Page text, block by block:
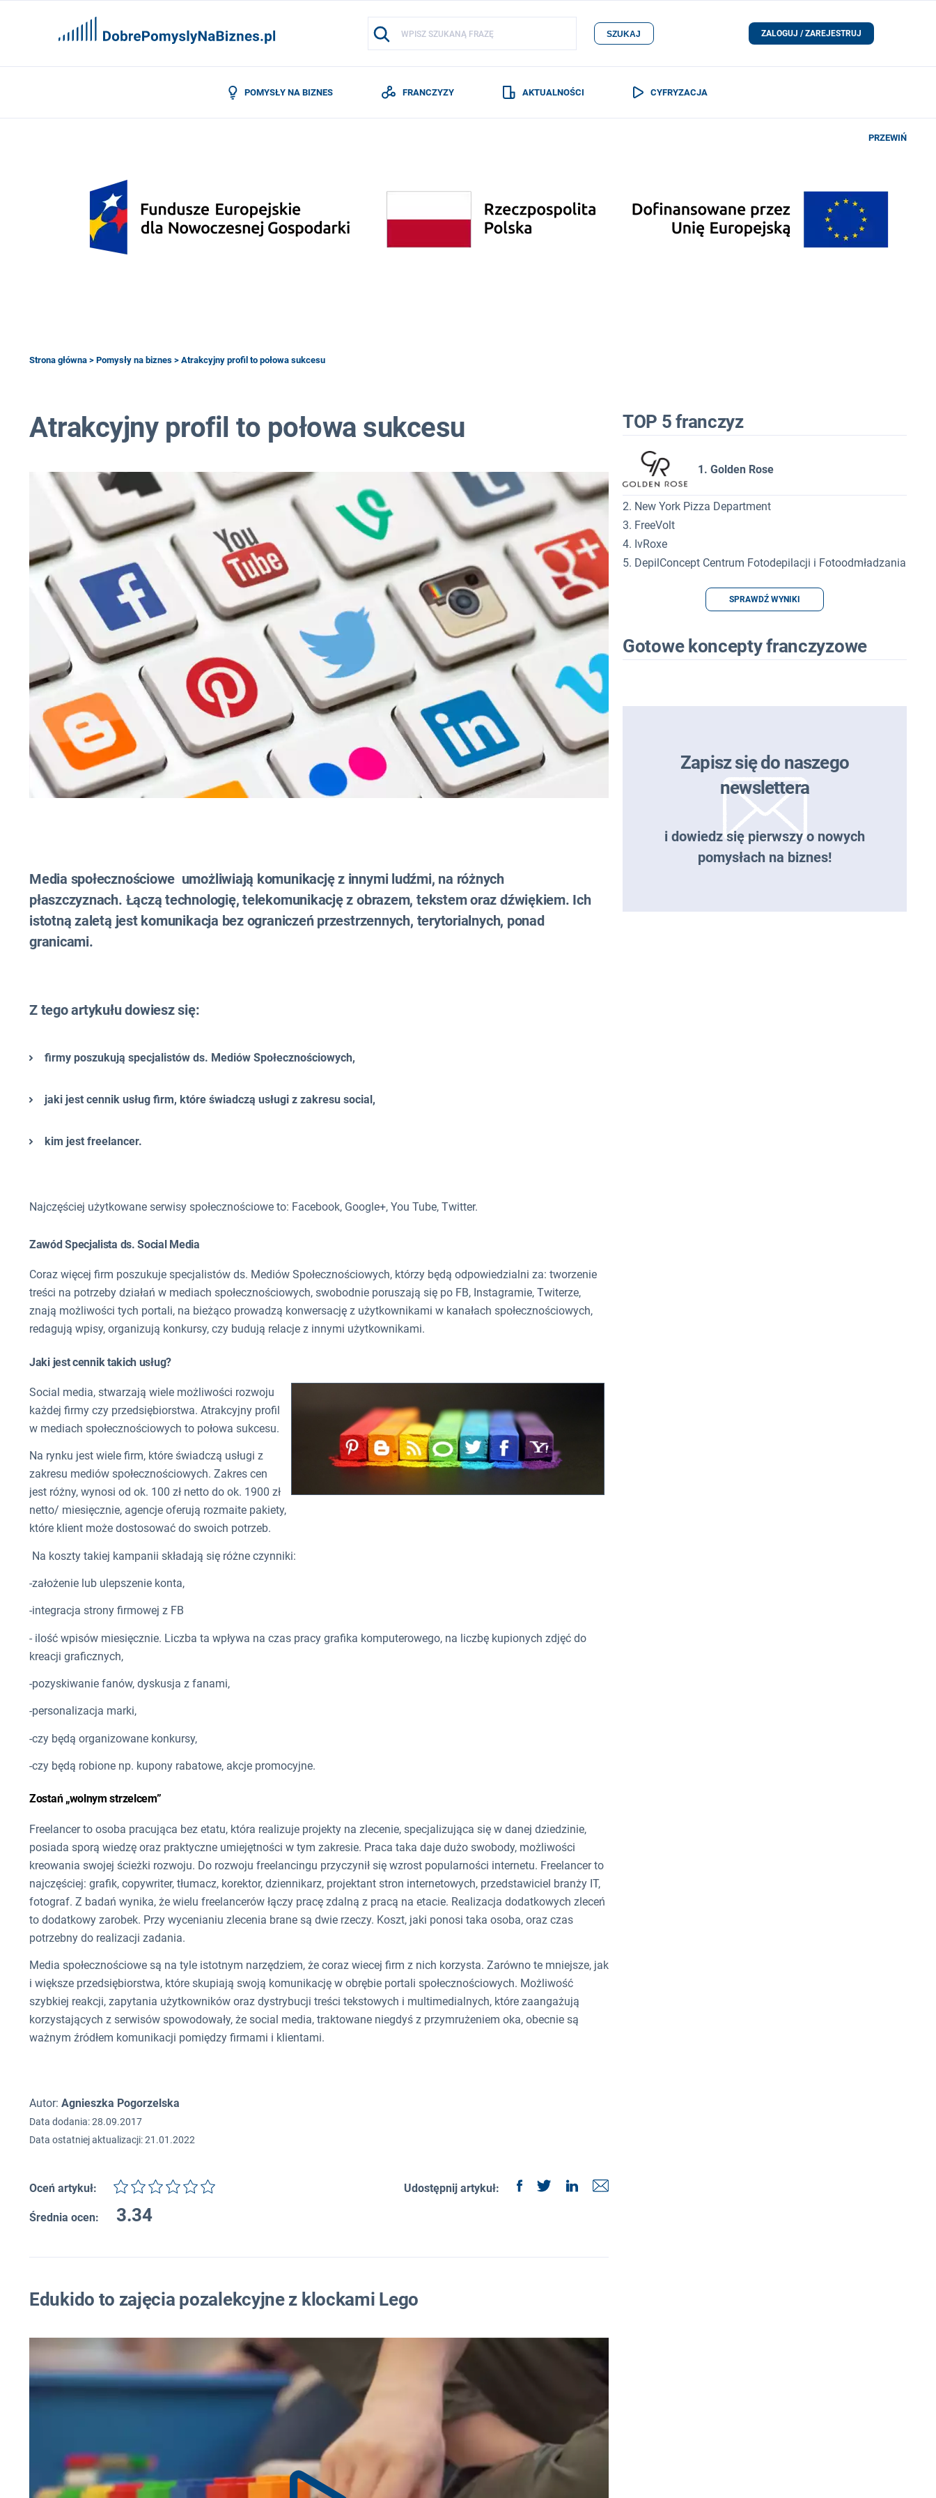
SZUKAJ ZALOGUJ / ZAREJESTRUJ
POMYSŁY NA BIZNES FRANCZYZY AKTUALNOŚCI CYFRYZACJA
PRZEWIŃ
Strona główna > Pomysły na biznes > Atrakcyjny profil to połowa sukcesu
Atrakcyjny profil to połowa sukcesu
Media społecznościowe umożliwiają komunikację z innymi ludźmi, na różnych
płaszczyznach. Łączą technologię, telekomunikację z obrazem, tekstem oraz dźwiękiem. Ich
istotną zaletą jest komunikacja bez ograniczeń przestrzennych, terytorialnych, ponad
granicami.
Z tego artykułu dowiesz się:
firmy poszukują specjalistów ds. Mediów Społecznościowych,
jaki jest cennik usług firm, które świadczą usługi z zakresu social,
kim jest freelancer.
Najczęściej użytkowane serwisy społecznościowe to: Facebook, Google+, You Tube, Twitter.
Zawód Specjalista ds. Social Media
Coraz więcej firm poszukuje specjalistów ds. Mediów Społecznościowych, którzy będą odpowiedzialni za: tworzenie
treści na potrzeby działań w mediach społecznościowych, swobodnie poruszają się po FB, Instagramie, Twiterze,
znają możliwości tych portali, na bieżąco prowadzą konwersację z użytkownikami w kanałach społecznościowych,
redagują wpisy, organizują konkursy, czy budują relacje z innymi użytkownikami.
Jaki jest cennik takich usług?
Social media, stwarzają wiele możliwości rozwoju
każdej firmy czy przedsiębiorstwa. Atrakcyjny profil
w mediach społecznościowych to połowa sukcesu.
Na rynku jest wiele firm, które świadczą usługi z
zakresu mediów społecznościowych. Zakres cen
jest różny, wynosi od ok. 100 zł netto do ok. 1900 zł
netto/ miesięcznie, agencje oferują rozmaite pakiety,
które klient może dostosować do swoich potrzeb.
Na koszty takiej kampanii składają się różne czynniki:
-założenie lub ulepszenie konta,
-integracja strony firmowej z FB
- ilość wpisów miesięcznie. Liczba ta wpływa na czas pracy grafika komputerowego, na liczbę kupionych zdjęć do
kreacji graficznych,
-pozyskiwanie fanów, dyskusja z fanami,
-personalizacja marki,
-czy będą organizowane konkursy,
-czy będą robione np. kupony rabatowe, akcje promocyjne.
Zostań „wolnym strzelcem”
Freelancer to osoba pracująca bez etatu, która realizuje projekty na zlecenie, specjalizująca się w danej dziedzinie,
posiada sporą wiedzę oraz praktyczne umiejętności w tym zakresie. Praca taka daje dużo swobody, możliwości
kreowania swojej ścieżki rozwoju. Do rozwoju freelancingu przyczynił się wzrost popularności internetu. Freelancer to
najczęściej: grafik, copywriter, tłumacz, korektor, dziennikarz, projektant stron internetowych, przedstawiciel branży IT,
fotograf. Z badań wynika, że wielu freelancerów łączy pracę zdalną z pracą na etacie. Realizacja dodatkowych zleceń
to dodatkowy zarobek. Przy wycenianiu zlecenia brane są dwie rzeczy. Koszt, jaki ponosi taka osoba, oraz czas
potrzebny do realizacji zadania.
Media społecznościowe są na tyle istotnym narzędziem, że coraz wiecej firm z nich korzysta. Zarówno te mniejsze, jak
i większe przedsiębiorstwa, które skupiają swoją komunikację w obrębie portali społecznościowych. Możliwość
szybkiej reakcji, zapytania użytkowników oraz dystrybucji treści tekstowych i multimedialnych, które zaangażują
korzystających z serwisów spowodowały, że social media, traktowane niegdyś z przymrużeniem oka, obecnie są
ważnym źródłem komunikacji pomiędzy firmami i klientami.
Autor: Agnieszka Pogorzelska
Data dodania: 28.09.2017
Data ostatniej aktualizacji: 21.01.2022
Oceń artykuł:
Średnia ocen: 3.34
Udostępnij artykuł:
Edukido to zajęcia pozalekcyjne z klockami Lego
TOP 5 franczyz
1. Golden Rose
2. New York Pizza Department
3. FreeVolt
4. IvRoxe
5. DepilConcept Centrum Fotodepilacji i Fotoodmładzania
SPRAWDŹ WYNIKI
Gotowe koncepty franczyzowe
Zapisz się do naszego
newslettera
i dowiedz się pierwszy o nowych
pomysłach na biznes!